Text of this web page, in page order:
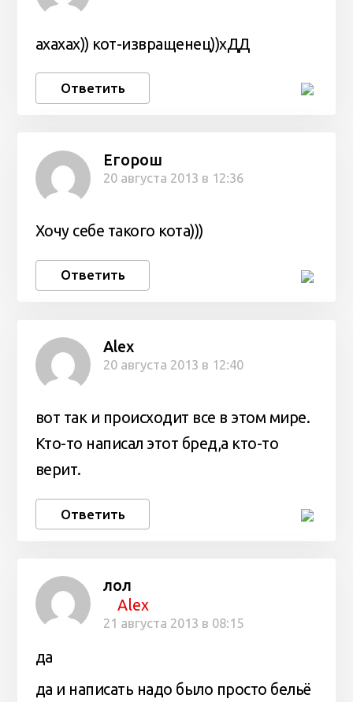
ахахах)) кот-извращенец))хДД
Ответить
Егорош
20 августа 2013 в 12:36
Хочу себе такого кота)))
Ответить
Alex
20 августа 2013 в 12:40
вот так и происходит все в этом мире.
Кто-то написал этот бред,а кто-то
верит.
Ответить
лол
Alex
21 августа 2013 в 08:15
да
да и написать надо было просто бельё